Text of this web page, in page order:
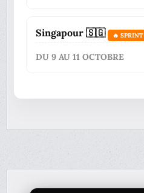
Singapour 🇸🇬 🔥 SPRINT
DU 9 AU 11 OCTOBRE